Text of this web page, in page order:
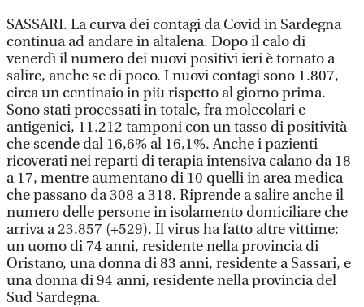
SASSARI. La curva dei contagi da Covid in Sardegna
continua ad andare in altalena. Dopo il calo di
venerdì il numero dei nuovi positivi ieri è tornato a
salire, anche se di poco. I nuovi contagi sono 1.807,
circa un centinaio in più rispetto al giorno prima.
Sono stati processati in totale, fra molecolari e
antigenici, 11.212 tamponi con un tasso di positività
che scende dal 16,6% al 16,1%. Anche i pazienti
ricoverati nei reparti di terapia intensiva calano da 18
a 17, mentre aumentano di 10 quelli in area medica
che passano da 308 a 318. Riprende a salire anche il
numero delle persone in isolamento domiciliare che
arriva a 23.857 (+529). Il virus ha fatto altre vittime:
un uomo di 74 anni, residente nella provincia di
Oristano, una donna di 83 anni, residente a Sassari, e
una donna di 94 anni, residente nella provincia del
Sud Sardegna.